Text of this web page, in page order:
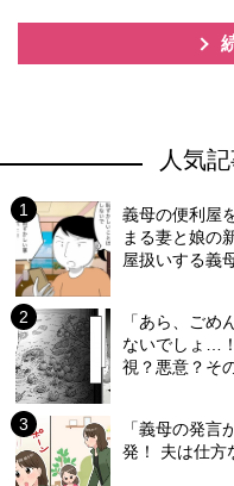
人気
義母の便利屋
まる妻と娘の
屋扱いする義
「あら、ごめ
ないでしょ…
視？悪意？そ
「義母の発
発！ 夫は仕方